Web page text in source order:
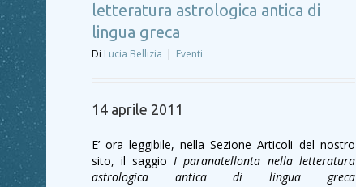
letteratura astrologica antica di
lingua greca
Di Lucia Bellizia | Eventi
14 aprile 2011
E’ ora leggibile, nella Sezione Articoli del nostro
sito, il saggio I paranatellonta nella letteratura
astrologica
antica
di lingua greca